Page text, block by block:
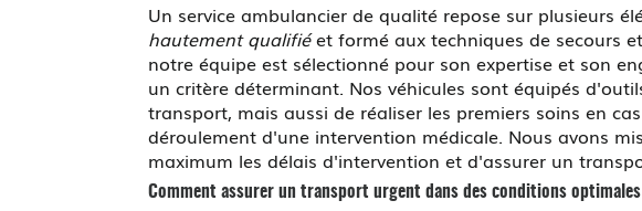
Un service ambulancier de qualité repose sur plusieurs
hautement qualifiéet formé aux techniques de secours
notre équipe est sélectionné pour son expertise et son
un critère déterminant. Nos véhicules sont équipés
transport, mais aussi de réaliser les premiers soins en
déroulement d'une intervention médicale. Nous avons
maximum les délais d'intervention et d'assurer un
Comment assurer un transport urgent dans des conditions